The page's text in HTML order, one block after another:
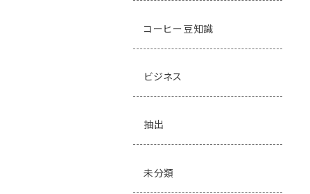
コーヒー豆知識
ビジネス
抽出
未分類